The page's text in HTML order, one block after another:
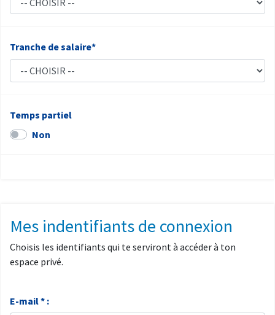
Tranche de salaire*
Temps partiel
Non
Mes indentifiants de connexion
Choisis les identifiants qui te serviront à accéder à ton
espace privé.
E-mail * :